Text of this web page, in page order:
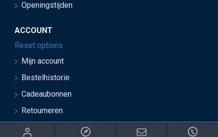
Openingstijden
ACCOUNT
Reset options
Mijn account
Bestelhistorie
Cadeaubonnen
Retourneren